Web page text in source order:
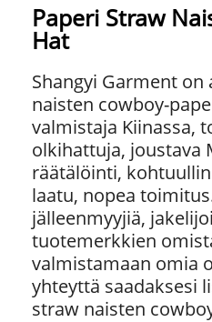
Paperi Straw
Hat
Shangyi Garment
naisten cowboy-
valmistaja Kiinassa,
olkihattuja, joustava
räätälöinti,
laatu, nopea
jälleenmyyjiä,
tuotemerkkien
valmistamaan omia
yhteyttä saadaksesi
straw naisten